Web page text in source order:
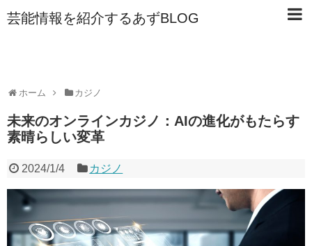
芸能情報を紹介するあずBLOG
ホーム カジノ
未来のオンラインカジノ：AIの進化がもたらす
素晴らしい変革
2024/1/4 カジノ